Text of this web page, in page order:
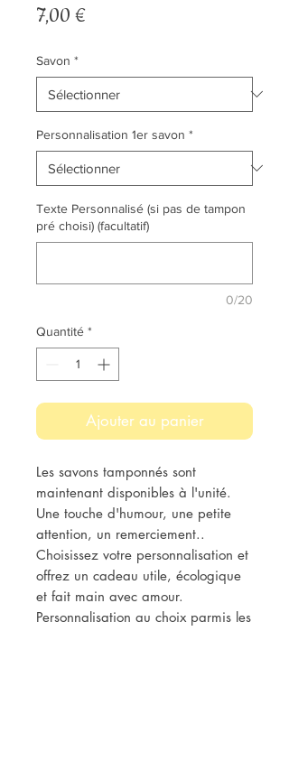
7,00 €Prix
Savon *
Personnalisation 1er savon *
Texte Personnalisé (si pas de tampon
pré choisi) (facultatif)
0/20
Quantité *
Ajouter au panier
Les savons tamponnés sont
maintenant disponibles à l'unité.
Une touche d'humour, une petite
attention, un remerciement..
Choisissez votre personnalisation et
offrez un cadeau utile, écologique
et fait main avec amour.
Personnalisation au choix parmis les